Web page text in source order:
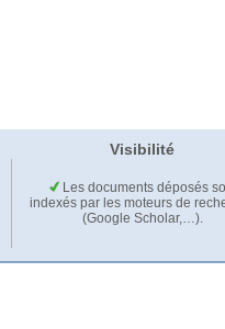
Visibilité
Les documents déposés
indexés par les moteurs de
(Google Scholar,…).